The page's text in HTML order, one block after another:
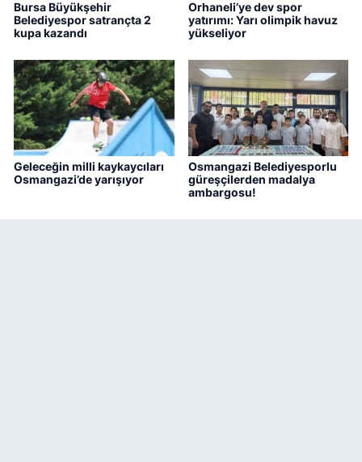
Bursa Büyükşehir
Belediyespor satrançta 2
kupa kazandı
Orhaneli’ye dev spor
yatırımı: Yarı olimpik havuz
yükseliyor
Geleceğin milli kaykaycıları
Osmangazi’de yarışıyor
Osmangazi Belediyesporlu
güreşçilerden madalya
ambargosu!